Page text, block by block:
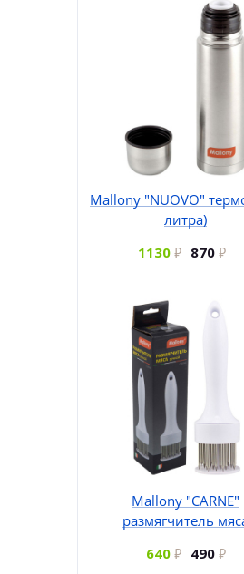
Mallony "NUOVO"
литра)
1130
870
Mallony "CARNE"
размягчитель
640
490